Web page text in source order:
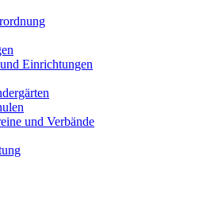
Einrichtungen
und Verbände